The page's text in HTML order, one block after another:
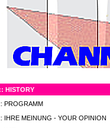
HISTORY
PROGRAMM
IHRE MEINUNG - YOUR OPINION